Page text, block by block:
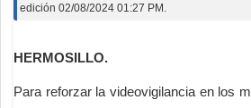
edición 02/08/2024 01:27 PM.
HERMOSILLO.
Para reforzar la videovigilancia en los